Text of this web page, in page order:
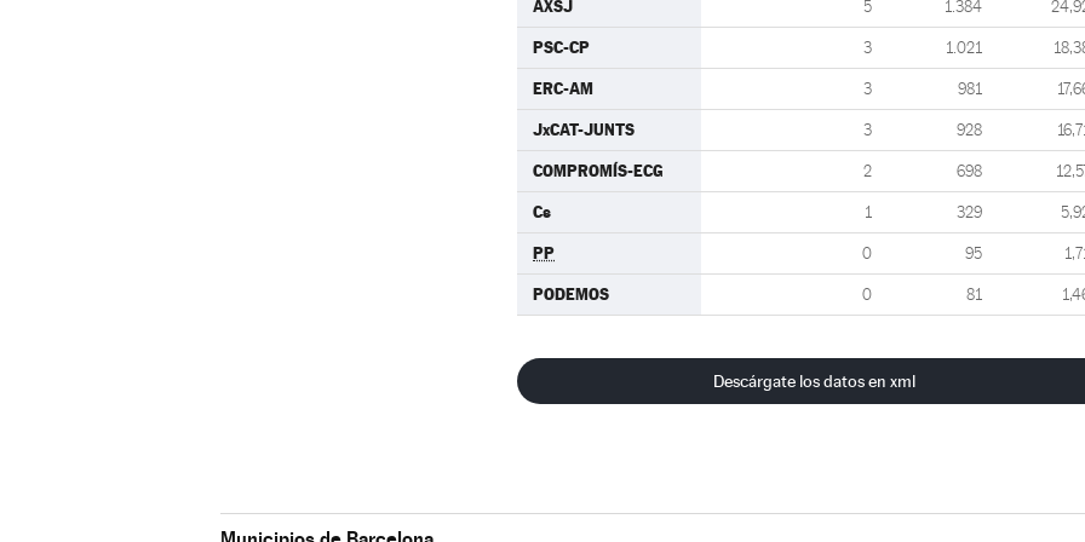
AXSJ 5 1.384
PSC-CP 3 1.021
ERC-AM 3 981
JxCAT-JUNTS 3 928
COMPROMÍS-ECG 2 698
Cs 1 329
PP 0 95
PODEMOS 0 81
Descárgate los datos en xml